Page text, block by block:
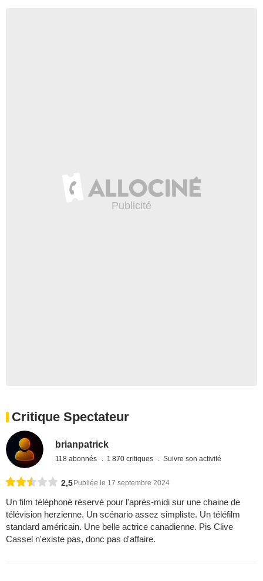
Critique Spectateur
brianpatrick
118 abonnés 1 870 critiques Suivre son activité
2,5 Publiée le 17 septembre 2024
Un film téléphoné réservé pour l'après-midi sur une chaine de
télévision herzienne. Un scénario assez simpliste. Un téléfilm
standard américain. Une belle actrice canadienne. Pis Clive
Cassel n'existe pas, donc pas d'affaire.